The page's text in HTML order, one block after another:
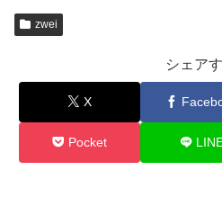
40代からの婚活に特化した
初婚問わず、人生経験豊富
ト。
エクセレンス青
zwei
シェア
X
Pocket